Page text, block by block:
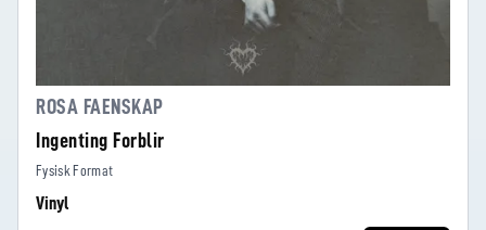
ROSA FAENSKAP
Ingenting Forblir
Fysisk Format
Vinyl